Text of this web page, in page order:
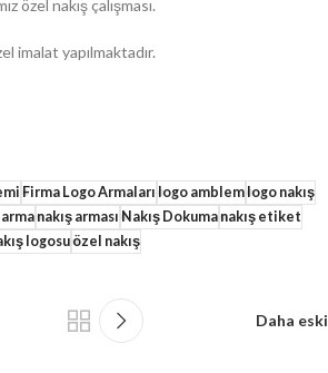
özel nakış çalışması.
imalat yapılmaktadır.
Firma Logo Armaları logo amblemlogo nakış
armanakış arması Nakış Dokumanakış etiket
logosuözel nakış
Daha eski